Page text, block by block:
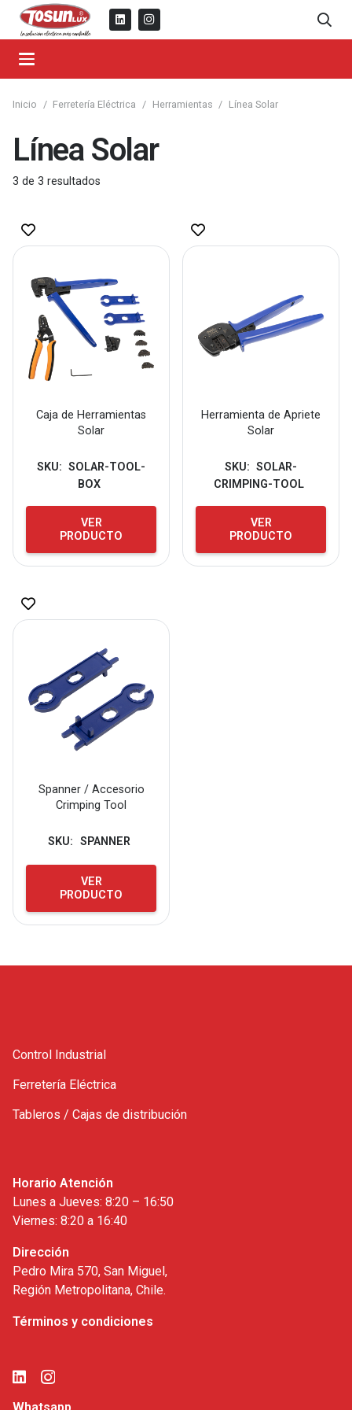
Inicio / Ferretería Eléctrica / Herramientas / Línea Solar
Línea Solar
3 de 3 resultados
Caja de Herramientas
Solar
SKU: SOLAR-TOOL-
BOX
VER
PRODUCTO
Herramienta de Apriete
Solar
SKU: SOLAR-
CRIMPING-TOOL
VER
PRODUCTO
Spanner / Accesorio
Crimping Tool
SKU: SPANNER
VER
PRODUCTO
Control Industrial
Ferretería Eléctrica
Tableros / Cajas de distribución
Horario Atención
Lunes a Jueves: 8:20 – 16:50
Viernes: 8:20 a 16:40
Dirección
Pedro Mira 570, San Miguel,
Región Metropolitana, Chile.
Términos y condiciones